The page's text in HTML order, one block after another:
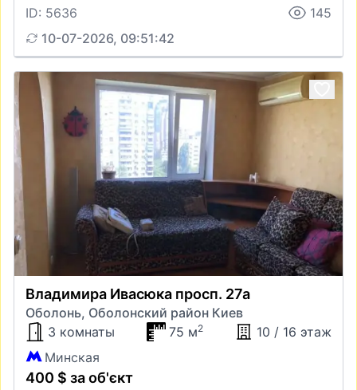
ID: 5636
145
10-07-2026, 09:51:42
Владимира Ивасюка просп. 27а
Оболонь, Оболонский район Киев
3 комнаты
75 м2
10 / 16 этаж
Минская
400 $ за об'єкт